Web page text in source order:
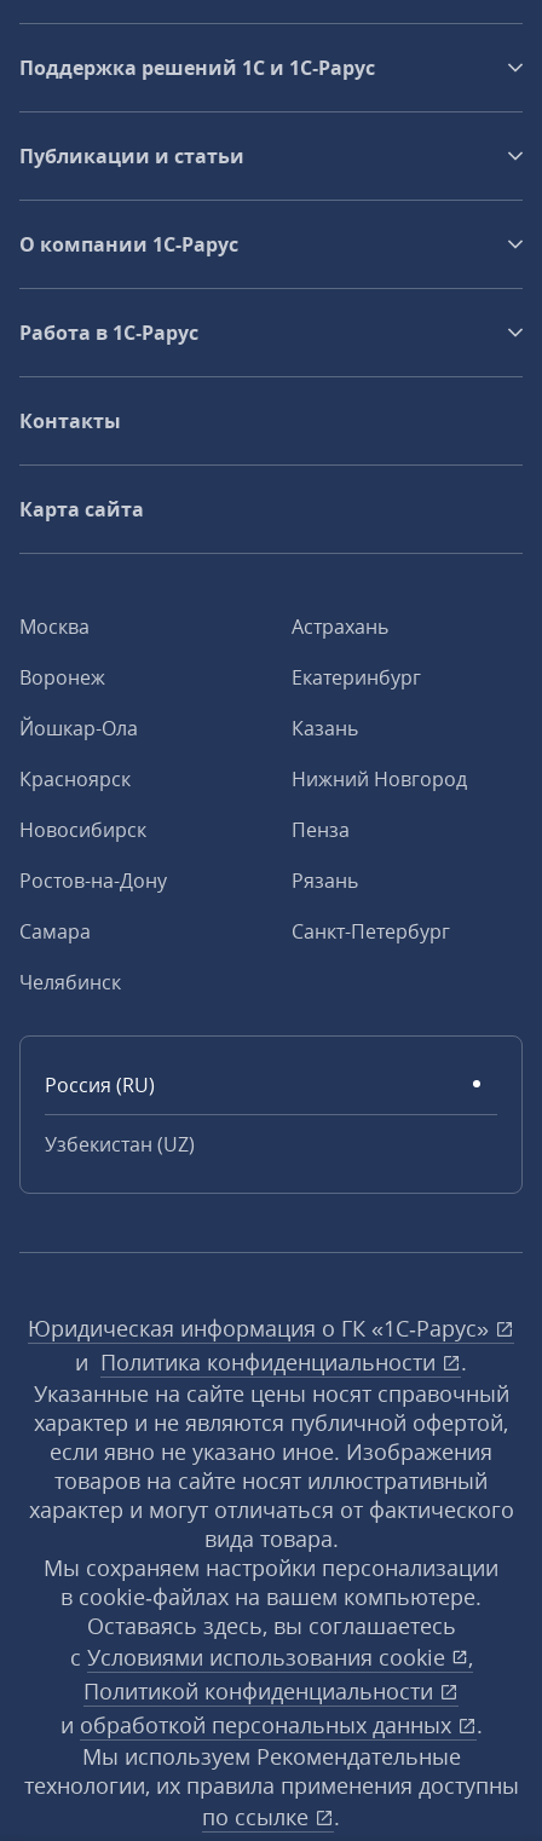
Москва
Астрахань
Воронеж
Екатеринбург
Йошкар-Ола
Казань
Красноярск
Нижний Новгород
Новосибирск
Пенза
Ростов-на-Дону
Рязань
Самара
Санкт-Петербург
Челябинск
Россия (RU)
Узбекистан (UZ)
Поддержка решений 1С и 1С‑Рарус
Публикации и статьи
О компании 1C-Рарус
Работа в 1С‑Рарус
Контакты
Карта сайта
Юридическая информация о ГК «1С‑Рарус»
и Политика конфиденциальности
.
Указанные на сайте цены носят справочный
характер и не являются публичной офертой,
если явно не указано иное. Изображения
товаров на сайте носят иллюстративный
характер и могут отличаться от фактического
вида товара.
Мы сохраняем настройки персонализации
в cookie‑файлах на вашем компьютере.
Оставаясь здесь, вы соглашаетесь
с Условиями использования cookie
,
Политикой конфиденциальности
и обработкой персональных данных
.
Мы используем Рекомендательные
технологии, их правила применения доступны
по ссылке
.